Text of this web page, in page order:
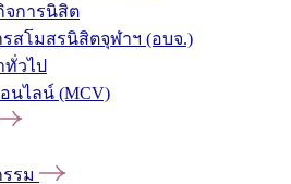
จการนิสิต
สโมสรนิสิตจุฬาฯ (อบจ.)
วไป
นไลน์ (MCV)
รม